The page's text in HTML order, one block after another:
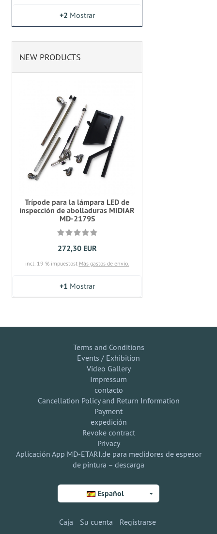
+2 Mostrar
NEW PRODUCTS
Trípode para la lámpara LED de
inspección de abolladuras MIDIAR
MD-2179S
272,30 EUR
incl. 19 % impuestost Más gastos de envío.
+1 Mostrar
Terms and Conditions
Events / Exhibition
Video Gallery
Impressum
contacto
Cancellation Policy and Return Information
Payment
expedición
Revoke contract
Privacy
Aplicación App MD-ETARI.de para medidores de espesor
de pintura – descarga
Español
Caja Su cuenta Registrarse